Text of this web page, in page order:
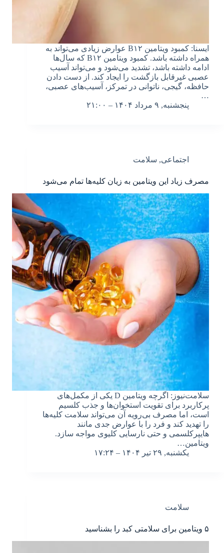
ایسنا: کمبود ویتامین‌ B۱۲ عوارض زیادی می‌تواند به
همراه داشته باشد. کمبود ویتامین B۱۲ که سال‌ها
ادامه داشته باشد، تشدید می‌شود و می‌تواند آسیب
عصبی غیرقابل بازگشت را ایجاد کند. از دست دادن
حافظه، گیجی، ناتوانی در تمرکز، آسیب‌های عصبی،
…
پنجشنبه, ۹ مرداد ۱۴۰۴ – ۲۱:۰۰
اجتماعی, سلامت
مصرف زیاد این ویتامین به زیان کلیه‌ها تمام می‌شود
سلامت‌نیوز: اگرچه ویتامین D یکی از مکمل‌های
پرکاربرد برای تقویت استخوان‌ها و جذب کلسیم
است، اما مصرف بی‌رویه آن می‌تواند سلامت کلیه‌ها
را تهدید کند و فرد را با عوارض جدی مانند
هایپرکلسمی و حتی نارسایی کلیوی مواجه سازد.
ویتامین…
یکشنبه, ۲۹ تیر ۱۴۰۴ – ۱۷:۲۴
سلامت
۵ ویتامین برای سلامتی کبد را بشناسید